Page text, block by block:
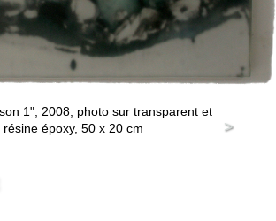
1", 2008, photo sur transparent et
résine époxy, 50 x 20 cm
>